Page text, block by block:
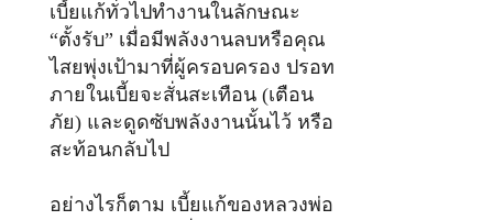
เบี้ยแก้ทั่วไปทำงานในลักษณะ
“ตั้งรับ” เมื่อมีพลังงานลบหรือคุณ
ไสยพุ่งเป้ามาที่ผู้ครอบครอง ปรอท
ภายในเบี้ยจะสั่นสะเทือน (เตือน
ภัย) และดูดซับพลังงานนั้นไว้ หรือ
สะท้อนกลับไป
อย่างไรก็ตาม เบี้ยแก้ของหลวงพ่อ